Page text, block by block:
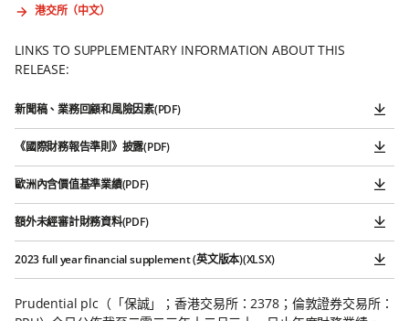
港交所（中文）
LINKS TO SUPPLEMENTARY INFORMATION ABOUT THIS
RELEASE:
新聞稿、業務回顧和風險因素(PDF)
《國際財務報告準則》披露(PDF)
歐洲內含價值基準業績(PDF)
額外未經審計財務資料(PDF)
2023 full year financial supplement (英文版本)(XLSX)
Prudential plc（「保誠」；香港交易所：2378；倫敦證券交易所：